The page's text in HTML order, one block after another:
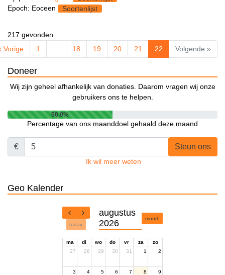
Epoch: Eoceen
Soortenlijst
217 gevonden.
Vorige
1 18 19 20 21 22 Volgende »
Doneer
Wij zijn geheel afhankelijk van donaties. Daarom vragen wij onze
gebruikers ons te helpen.
50.0%
Percentage van ons maanddoel gehaald deze maand
€ Steun ons
Ik wil meer weten
Geo Kalender
today
augustus
2026
month
ma di wo do vr za
zo
27
28 29 30 31 1 2
3 4 5 6 7 8 9